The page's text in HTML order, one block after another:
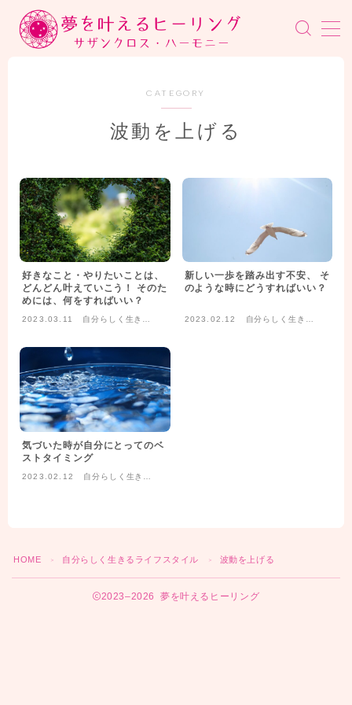
MENU
ヒーリング講座
講座一覧
無料コンテンツ
ブログ
プロフィール
CATEGORY
波動を上げる
好きなこと・やりたいことは、
どんどん叶えていこう！ そのた
めには、何をすればいい？
2023.03.11
自分らしく生きる
新しい一歩を踏み出す不安、 そ
のような時にどうすればいい？
2023.02.12
自分らしく生きる
気づいた時が自分にとってのベ
ストタイミング
2023.02.12
自分らしく生きる
HOME ＞ 自分らしく生きるライフスタイル ＞ 波動を上げる
2023–2026 夢を叶えるヒーリング